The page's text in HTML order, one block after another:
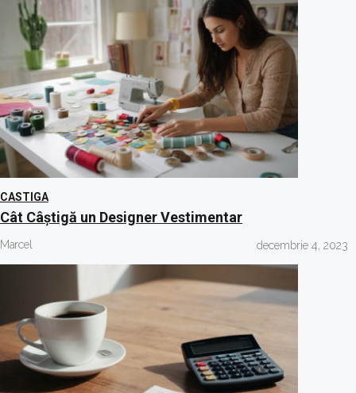
CASTIGA
Cât Câștigă un Designer Vestimentar
Marcel decembrie 4, 2023